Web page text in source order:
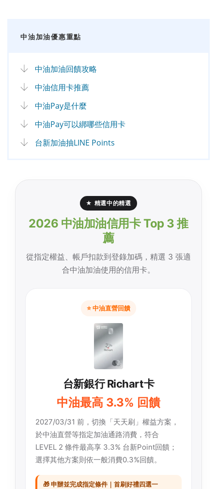
中油加油優惠重點
中油加油回饋攻略
中油信用卡推薦
中油Pay是什麼
中油Pay可以綁哪些信用卡
台新加油抽LINE Points
★ 精選中的精選
2026 中油加油信用卡 Top 3 推
薦
從指定權益、帳戶扣款到登錄加碼，精選 3 張適
合中油加油使用的信用卡。
⭐ 中油直營回饋
台新銀行 Richart卡
中油最高 3.3% 回饋
2027/03/31 前，切換「天天刷」權益方案，
於中油直營等指定加油通路消費，符合
LEVEL 2 條件最高享 3.3% 台新Point回饋；
選擇其他方案則依一般消費0.3%回饋。
🎁 申辦並完成指定條件｜首刷好禮四選一